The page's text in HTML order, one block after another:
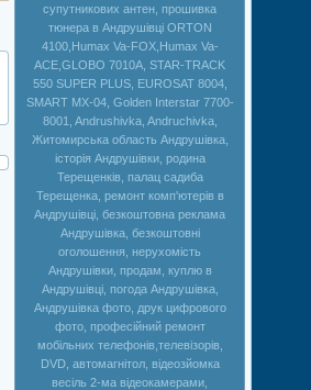
супутникових антен, прошивка
тюнера в Андрушівці ORTON
4100,Humax Va-FOX,Нumax Va-
ACE,GLOBO 7010A, STAR-TRACK
550 SUPER PLUS, EUROSAT 8004,
SMART MX-04, Golden Interstar 7700-
8001, Andrushivka, Andruchivka,
Житомирська область Андрушівка,
історія Андрушівки, родина
Терещенків, палац садиба
Терещенка, ремонт комп'ютерів в
Андрушівці, безкоштовна реклама
Андрушівка, безкоштовні
оголошення, нерухомість
Андрушівки, продам, куплю в
Андрушівці, погода Андрушівка,
Андрушівка фото, друк цифрового
фото, професійний ремонт
мобільних телефонів,телевізорів,
DVD, автомагнітол, відеозйомка
весіль 2-ма відеокамерами,